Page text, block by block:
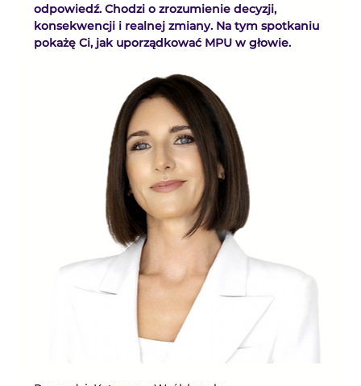
odpowiedź. Chodzi o zrozumienie decyzji,
konsekwencji i realnej zmiany. Na tym spotkaniu
pokażę Ci, jak uporządkować MPU w głowie.